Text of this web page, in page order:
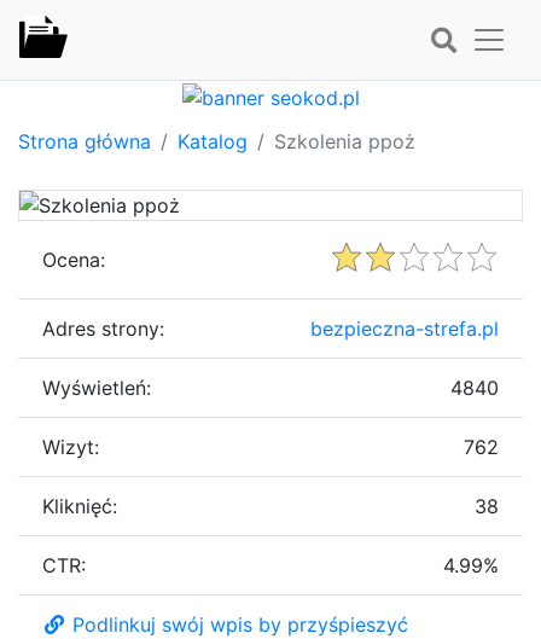
Strona główna Katalog Szkolenia ppoż
Ocena:
Adres strony: bezpieczna-strefa.pl
Wyświetleń: 4840
Wizyt: 762
Kliknięć: 38
CTR: 4.99%
Podlinkuj swój wpis by przyśpieszyć